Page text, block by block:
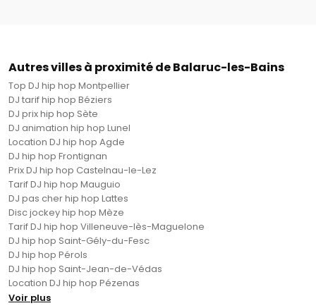
Autres villes à proximité de Balaruc-les-Bains
Top DJ hip hop Montpellier
DJ tarif hip hop Béziers
DJ prix hip hop Sète
DJ animation hip hop Lunel
Location DJ hip hop Agde
DJ hip hop Frontignan
Prix DJ hip hop Castelnau-le-Lez
Tarif DJ hip hop Mauguio
DJ pas cher hip hop Lattes
Disc jockey hip hop Mèze
Tarif DJ hip hop Villeneuve-lès-Maguelone
DJ hip hop Saint-Gély-du-Fesc
DJ hip hop Pérols
DJ hip hop Saint-Jean-de-Védas
Location DJ hip hop Pézenas
Voir plus